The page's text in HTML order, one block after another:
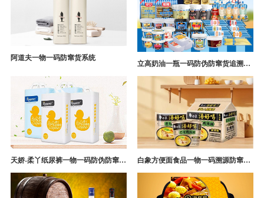
阿道夫一物一码防窜货系统
立高奶油一瓶一码防伪防窜货追溯系统解决方案
天娇-柔丫纸尿裤一物一码防伪防窜货追溯系统案例 白象方便面食品一物一码溯源防窜货解决方案